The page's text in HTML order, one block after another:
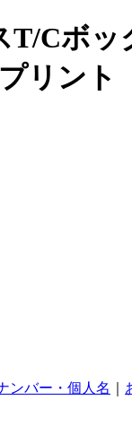
T/Cボ
リント
ンバー・個人名